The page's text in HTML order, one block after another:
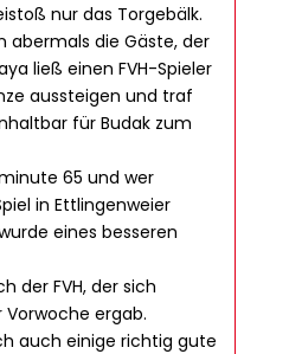
nur das Torgebälk.
abermals die Gäste, der
ließ einen FVH-Spieler
aussteigen und traf
für Budak zum
65 und wer
in Ettlingenweier
eines besseren
der FVH, der sich
Vorwoche ergab.
auch einige richtig gute